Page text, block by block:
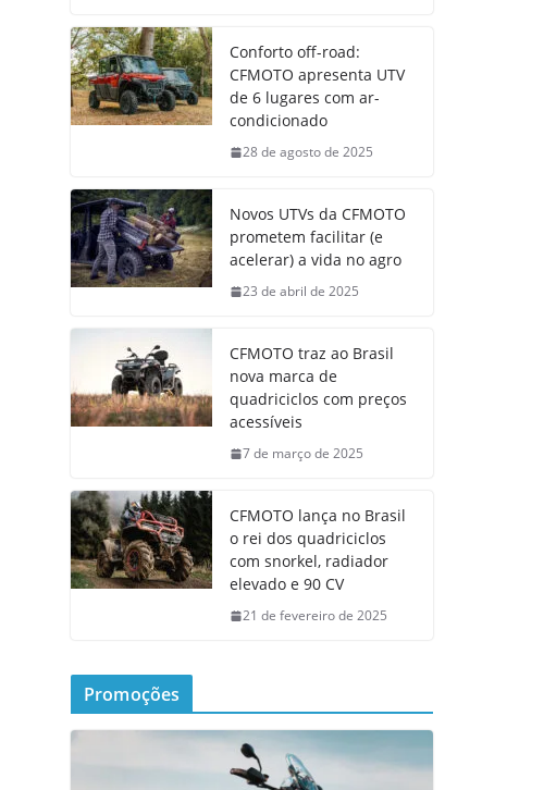
Conforto off-road:
CFMOTO apresenta UTV
de 6 lugares com ar-
condicionado
28 de agosto de 2025
Novos UTVs da CFMOTO
prometem facilitar (e
acelerar) a vida no agro
23 de abril de 2025
CFMOTO traz ao Brasil
nova marca de
quadriciclos com preços
acessíveis
7 de março de 2025
CFMOTO lança no Brasil
o rei dos quadriciclos
com snorkel, radiador
elevado e 90 CV
21 de fevereiro de 2025
Promoções